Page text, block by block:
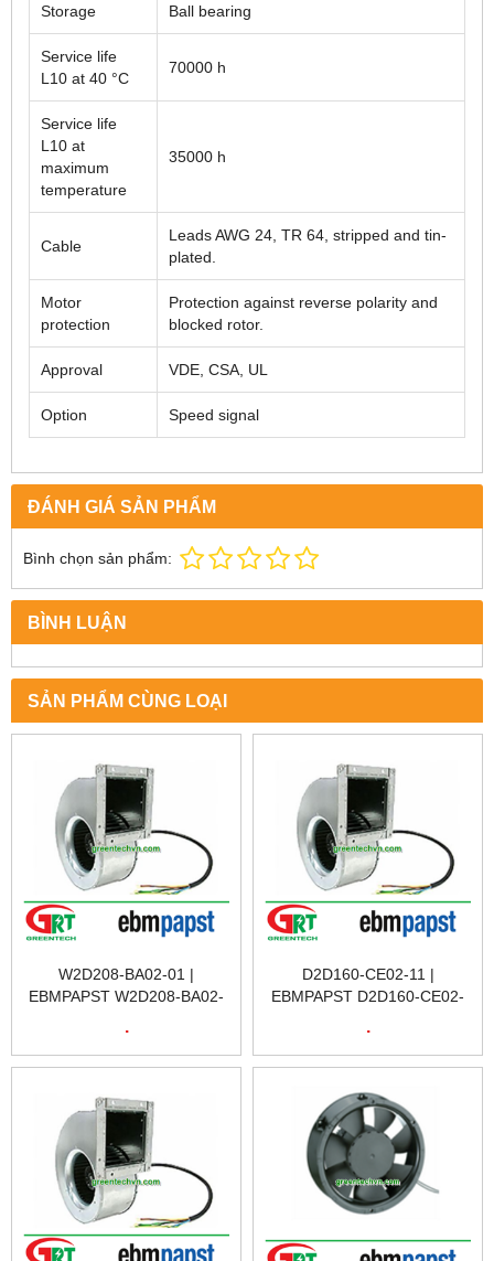
Storage Ball bearing
Service life
L10 at 40 °C
70000 h
Service life
L10 at
maximum
temperature
35000 h
Cable
Leads AWG 24, TR 64, stripped and tin-
plated.
Motor
protection
Protection against reverse polarity and
blocked rotor.
Approval VDE, CSA, UL
Option Speed signal
ĐÁNH GIÁ SẢN PHẨM
Bình chọn sản phẩm:
BÌNH LUẬN
SẢN PHẨM CÙNG LOẠI
W2D208-BA02-01 |
EBMPAPST W2D208-BA02-
.
D2D160-CE02-11 |
EBMPAPST D2D160-CE02-
.